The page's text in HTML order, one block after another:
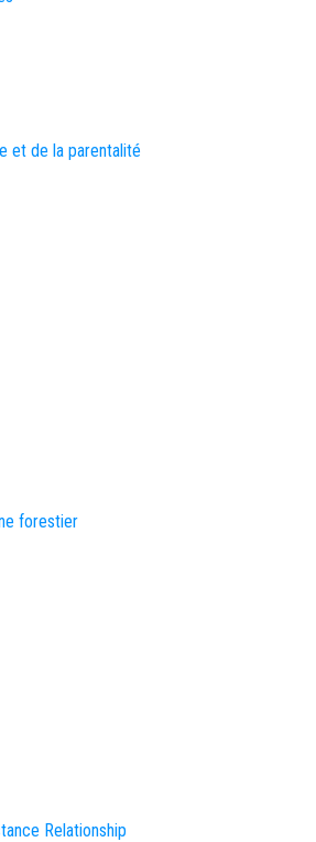
et de la parentalité
forestier
Relationship